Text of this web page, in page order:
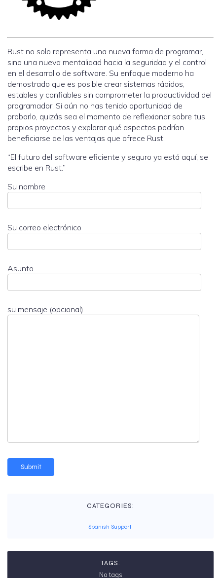
Rust no solo representa una nueva forma de programar,
sino una nueva mentalidad hacia la seguridad y el control
en el desarrollo de software. Su enfoque moderno ha
demostrado que es posible crear sistemas rápidos,
estables y confiables sin comprometer la productividad del
programador. Si aún no has tenido oportunidad de
probarlo, quizás sea el momento de reflexionar sobre tus
propios proyectos y explorar qué aspectos podrían
beneficiarse de las ventajas que ofrece Rust.
“El futuro del software eficiente y seguro ya está aquí; se
escribe en Rust.”
Su nombre
Su correo electrónico
Asunto
su mensaje (opcional)
CATEGORIES:
Spanish Support
TAGS:
No tags